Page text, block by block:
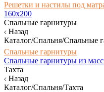
Решетки и настилы под
160х200
Спальные гарнитуры
Назад
Каталог/Спальня/Спальные
Спальные гарнитуры
Спальные гарнитуры из
Тахта
Назад
Каталог/Спальня/Тахта